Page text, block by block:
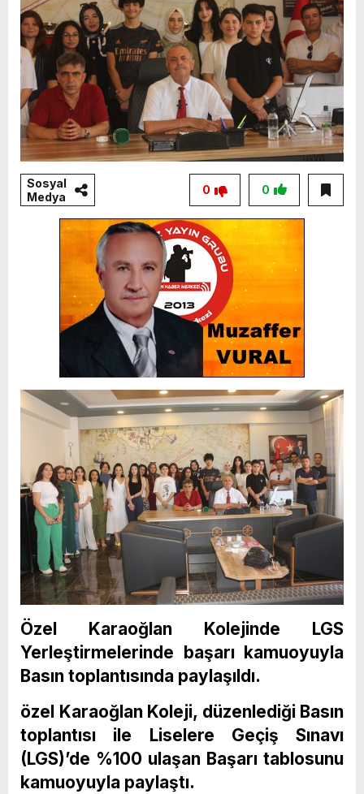
Sosyal
Medya
0
0
Özel Karaoğlan Kolejinde LGS
Yerleştirmelerinde başarı kamuoyuyla
Basın toplantısında paylaşıldı.
özel Karaoğlan Koleji, düzenlediği Basın
toplantısı ile Liselere Geçiş Sınavı
(LGS)’de %100 ulaşan Başarı tablosunu
kamuoyuyla paylaştı.